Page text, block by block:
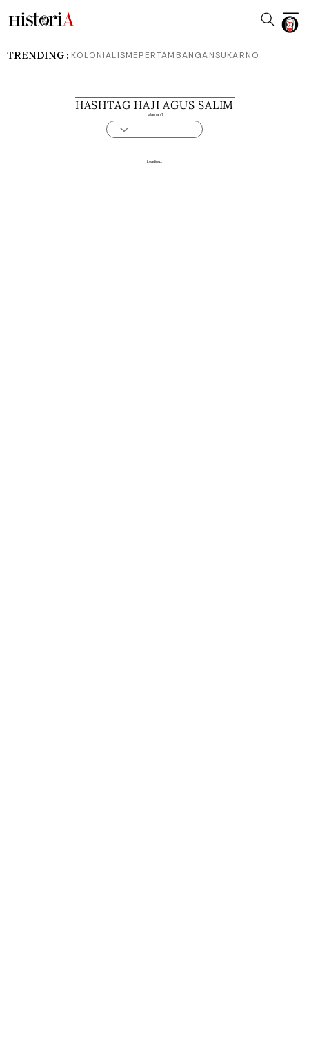
HASHTAG HAJI AGUS SALIM
Halaman 1
Loading...
TRENDING : KOLONIALISMEPERTAMBANGANSUKARNO